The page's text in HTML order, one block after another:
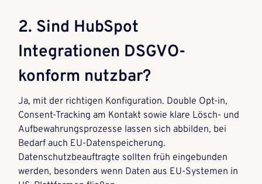
2. Sind HubSpot
Integrationen DSGVO-
konform nutzbar?
Ja, mit der richtigen Konfiguration. Double Opt-in,
Consent-Tracking am Kontakt sowie klare Lösch- und
Aufbewahrungsprozesse lassen sich abbilden, bei
Bedarf auch EU-Datenspeicherung.
Datenschutzbeauftragte sollten früh eingebunden
werden, besonders wenn Daten aus EU-Systemen in